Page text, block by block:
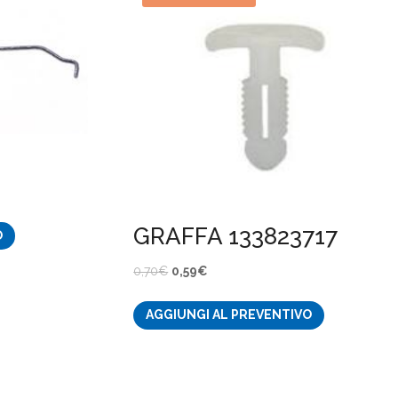
GRAFFA 133823717
0,70€ Il
originale
0,59€
attuale
AGGIUNGI AL PREVENTIVO